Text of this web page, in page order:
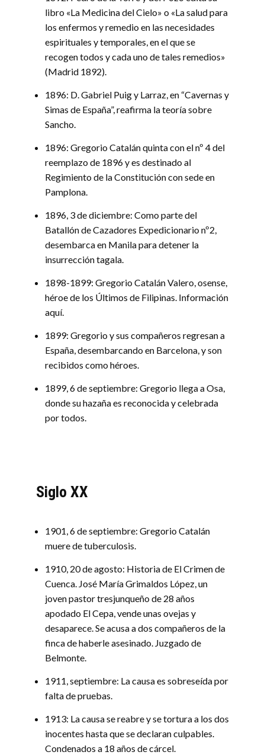
libro «La Medicina del Cielo» o «La salud para
los enfermos y remedio en las necesidades
espirituales y temporales, en el que se
recogen todos y cada uno de tales remedios»
(Madrid 1892).
1896: D. Gabriel Puig y Larraz, en “Cavernas y
Simas de España”, reafirma la teoría sobre
Sancho.
1896: Gregorio Catalán quinta con el nº 4 del
reemplazo de 1896 y es destinado al
Regimiento de la Constitución con sede en
Pamplona.
1896, 3 de diciembre: Como parte del
Batallón de Cazadores Expedicionario nº2,
desembarca en Manila para detener la
insurrección tagala.
1898-1899: Gregorio Catalán Valero, osense,
héroe de los Últimos de Filipinas. Información
aquí.
1899: Gregorio y sus compañeros regresan a
España, desembarcando en Barcelona, y son
recibidos como héroes.
1899, 6 de septiembre: Gregorio llega a Osa,
donde su hazaña es reconocida y celebrada
por todos.
Siglo XX
1901, 6 de septiembre: Gregorio Catalán
muere de tuberculosis.
1910, 20 de agosto: Historia de El Crimen de
Cuenca. José María Grimaldos López, un
joven pastor tresjunqueño de 28 años
apodado El Cepa, vende unas ovejas y
desaparece. Se acusa a dos compañeros de la
finca de haberle asesinado. Juzgado de
Belmonte.
1911, septiembre: La causa es sobreseída por
falta de pruebas.
1913: La causa se reabre y se tortura a los dos
inocentes hasta que se declaran culpables.
Condenados a 18 años de cárcel.